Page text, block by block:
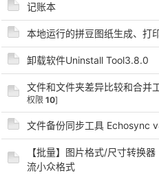
记账本
本地运行的拼豆图纸生成、打
卸载软件Uninstall Tool3.8.0
文件和文件夹差异比较和合并
权限 10]
文件备份同步工具 Echosync
【批量】图片格式/尺寸转换
流小众格式